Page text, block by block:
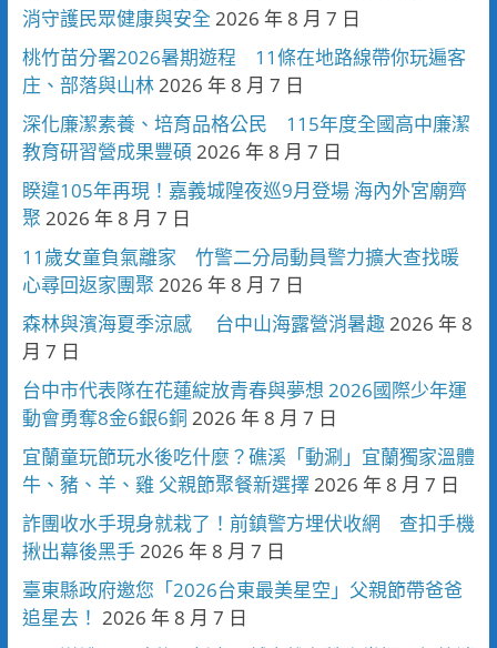
消守護民眾健康與安全 2026 年 8 月 7 日
桃竹苗分署2026暑期遊程 11條在地路線帶你玩遍客
庄、部落與山林2026 年 8 月 7 日
深化廉潔素養、培育品格公民 115年度全國高中廉潔
教育研習營成果豐碩 2026 年 8 月 7 日
睽違105年再現！嘉義城隍夜巡9月登場 海內外宮廟齊
聚 2026 年 8 月 7 日
11歲女童負氣離家 竹警二分局動員警力擴大查找暖
心尋回返家團聚 2026 年 8 月 7 日
森林與濱海夏季涼感 台中山海露營消暑趣2026 年 8
月 7 日
台中市代表隊在花蓮綻放青春與夢想 2026國際少年運
動會勇奪8金6銀6銅 2026 年 8 月 7 日
宜蘭童玩節玩水後吃什麼？礁溪「動涮」宜蘭獨家溫體
牛、豬、羊、雞 父親節聚餐新選擇2026 年 8 月 7 日
詐團收水手現身就栽了！前鎮警方埋伏收網 查扣手機
揪出幕後黑手2026 年 8 月 7 日
臺東縣政府邀您「2026台東最美星空」父親節帶爸爸
追星去！ 2026 年 8 月 7 日